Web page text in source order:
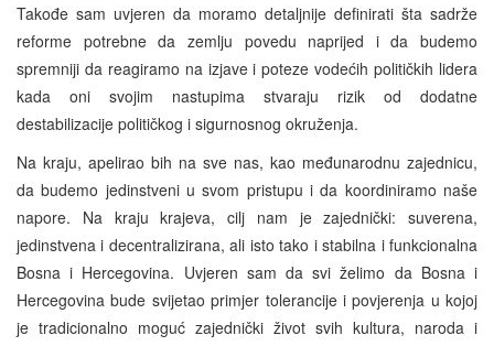
Takođe sam uvjeren da moramo detaljnije definirati šta sadrže
reforme potrebne da zemlju povedu naprijed i da budemo
spremniji da reagiramo na izjave i poteze vodećih političkih lidera
kada oni svojim nastupima stvaraju rizik od dodatne
destabilizacije političkog i sigurnosnog okruženja.
Na kraju, apelirao bih na sve nas, kao međunarodnu zajednicu,
da budemo jedinstveni u svom pristupu i da koordiniramo naše
napore. Na kraju krajeva, cilj nam je zajednički: suverena,
jedinstvena i decentralizirana, ali isto tako i stabilna i funkcionalna
Bosna i Hercegovina. Uvjeren sam da svi želimo da Bosna i
Hercegovina bude svijetao primjer tolerancije i povjerenja u kojoj
je tradicionalno moguć zajednički život svih kultura, naroda i